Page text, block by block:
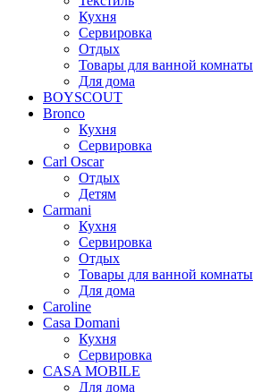
Кухня
Сервировка
Отдых
Товары для ванной комнаты
Для дома
BOYSCOUT
Bronco
Кухня
Сервировка
Carl Oscar
Отдых
Детям
Carmani
Кухня
Сервировка
Отдых
Товары для ванной комнаты
Для дома
Caroline
Casa Domani
Кухня
Сервировка
CASA MOBILE
Для дома